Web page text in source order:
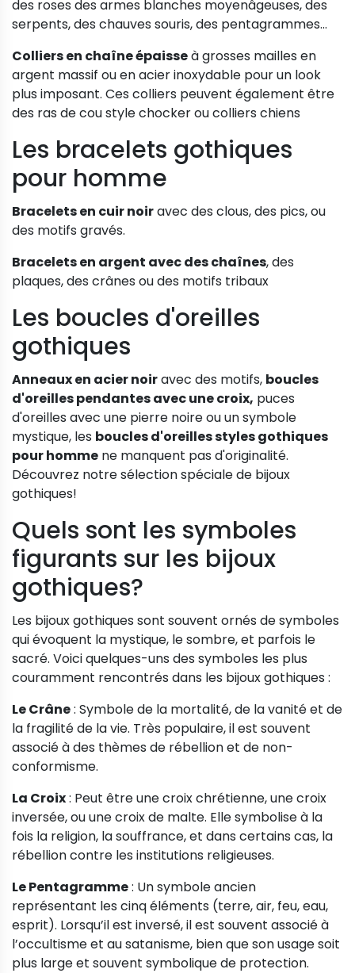
des roses des armes blanches moyenâgeuses, des
serpents, des chauves souris, des pentagrammes...
Colliers en chaîne épaisseà grosses mailles en
argent massif ou en acier inoxydable pour un look
plus imposant. Ces colliers peuvent également être
des ras de cou style chocker ou colliers chiens
Les bracelets gothiques
pour homme
Bracelets en cuir noiravec des clous, des pics, ou
des motifs gravés.
Bracelets en argent avec des chaînes, des
plaques, des crânes ou des motifs tribaux
Les boucles d'oreilles
gothiques
Anneaux en acier noiravec des motifs, boucles
d'oreilles pendantes avec une croix, puces
d'oreilles avec une pierre noire ou un symbole
mystique, les boucles d'oreilles styles gothiques
pour homme ne manquent pas d'originalité.
Découvrez notre sélection spéciale de bijoux
gothiques!
Quels sont les symboles
figurants sur les bijoux
gothiques?
Les bijoux gothiques sont souvent ornés de symboles
qui évoquent la mystique, le sombre, et parfois le
sacré. Voici quelques-uns des symboles les plus
couramment rencontrés dans les bijoux gothiques :
Le Crâne: Symbole de la mortalité, de la vanité et de
la fragilité de la vie. Très populaire, il est souvent
associé à des thèmes de rébellion et de non-
conformisme.
La Croix: Peut être une croix chrétienne, une croix
inversée, ou une croix de malte. Elle symbolise à la
fois la religion, la souffrance, et dans certains cas, la
rébellion contre les institutions religieuses.
Le Pentagramme: Un symbole ancien
représentant les cinq éléments (terre, air, feu, eau,
esprit). Lorsqu’il est inversé, il est souvent associé à
l’occultisme et au satanisme, bien que son usage soit
plus large et souvent symbolique de protection.